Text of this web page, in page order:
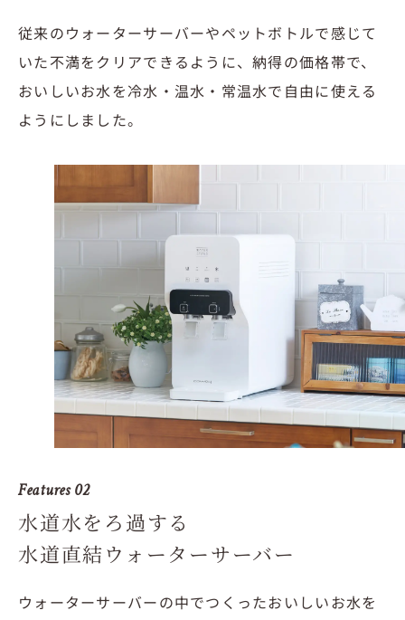
従来のウォーターサーバーやペットボトルで感じて
いた不満をクリアできるように、納得の価格帯で、
おいしいお水を冷水・温水・常温水で自由に使える
ようにしました。
Features 02
水道水をろ過する
水道直結ウォーターサーバー
ウォーターサーバーの中でつくったおいしいお水を